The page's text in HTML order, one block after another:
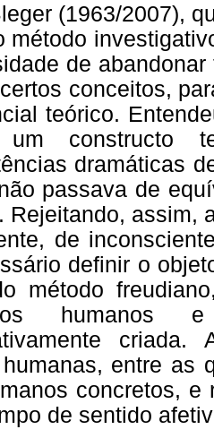
(1963/2007),
método
de
conceitos,
teórico.
constructo
dramáticas
passava de
Rejeitando, assim,
de
definir o
método
entre as
concretos,
de sentido